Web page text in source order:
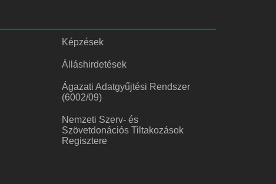
Képzések
Álláshirdetések
Ágazati Adatgyűjtési Rendszer
(6002/09)
Nemzeti Szerv- és
Szövetdonációs Tiltakozások
Regisztere